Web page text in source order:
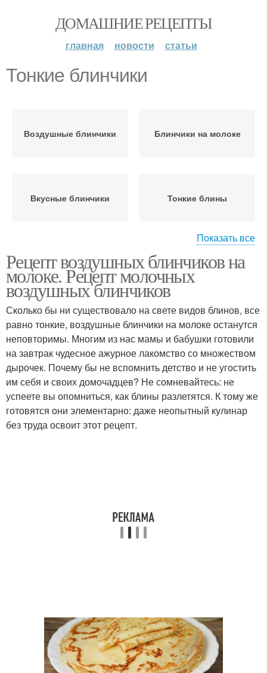
ДОМАШНИЕ РЕЦЕПТЫ
главная новости статьи
Тонкие блинчики
Воздушные блинчики Блинчики на молоке
Вкусные блинчики Тонкие блины
Постные блинчики Блинчики без яиц
Приготовления тест для
тонких блинов
Заварные блинчики
Блинчики на кефире Ажурные блинчики
Тесто для кружевных
Показать все
Рецепт воздушных блинчиков на
молоке. Рецепт молочных
воздушных блинчиков
Сколько бы ни существовало на свете видов блинов, все
равно тонкие, воздушные блинчики на молоке останутся
неповторимы. Многим из нас мамы и бабушки готовили
на завтрак чудесное ажурное лакомство со множеством
дырочек. Почему бы не вспомнить детство и не угостить
им себя и своих домочадцев? Не сомневайтесь: не
успеете вы опомниться, как блины разлетятся. К тому же
готовятся они элементарно: даже неопытный кулинар
без труда освоит этот рецепт.